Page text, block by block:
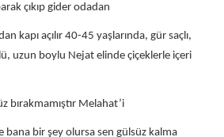
çıkıp gider odadan
kapı açılır 40-45 yaşlarında, gür saçlı,
uzun boylu Nejat elinde çiçeklerle içeri
bırakmamıştır Melahat’i
bana bir şey olursa sen gülsüz kalma